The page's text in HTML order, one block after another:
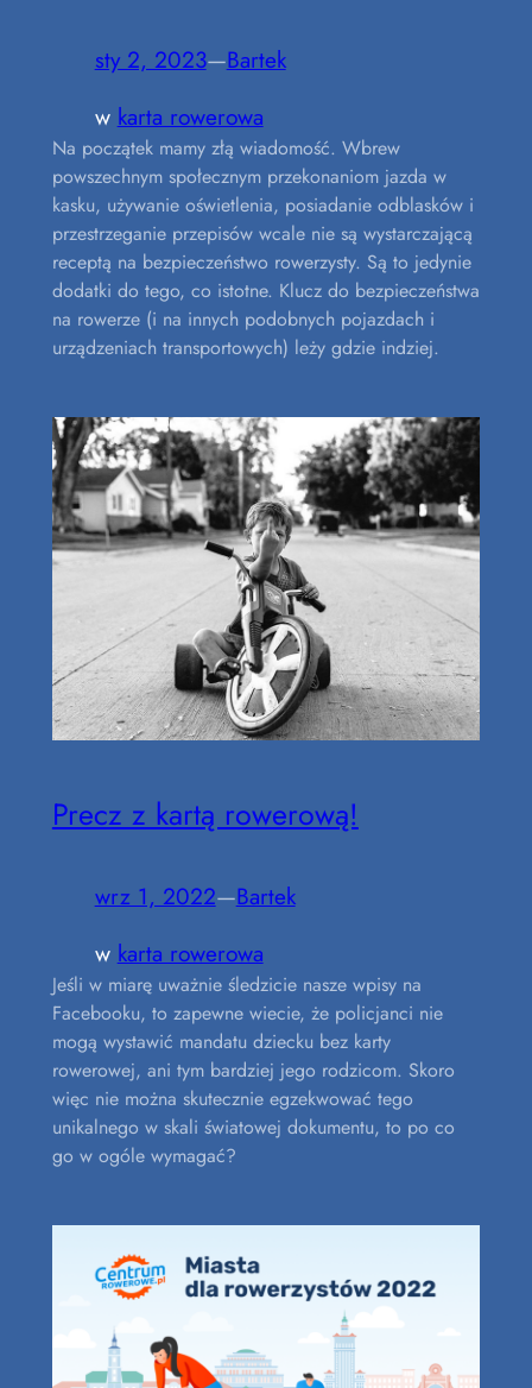
sty 2, 2023—Bartek
w karta rowerowa
Na początek mamy złą wiadomość. Wbrew
powszechnym społecznym przekonaniom jazda w
kasku, używanie oświetlenia, posiadanie odblasków i
przestrzeganie przepisów wcale nie są wystarczającą
receptą na bezpieczeństwo rowerzysty. Są to jedynie
dodatki do tego, co istotne. Klucz do bezpieczeństwa
na rowerze (i na innych podobnych pojazdach i
urządzeniach transportowych) leży gdzie indziej.
Precz z kartą rowerową!
wrz 1, 2022—Bartek
w karta rowerowa
Jeśli w miarę uważnie śledzicie nasze wpisy na
Facebooku, to zapewne wiecie, że policjanci nie
mogą wystawić mandatu dziecku bez karty
rowerowej, ani tym bardziej jego rodzicom. Skoro
więc nie można skutecznie egzekwować tego
unikalnego w skali światowej dokumentu, to po co
go w ogóle wymagać?